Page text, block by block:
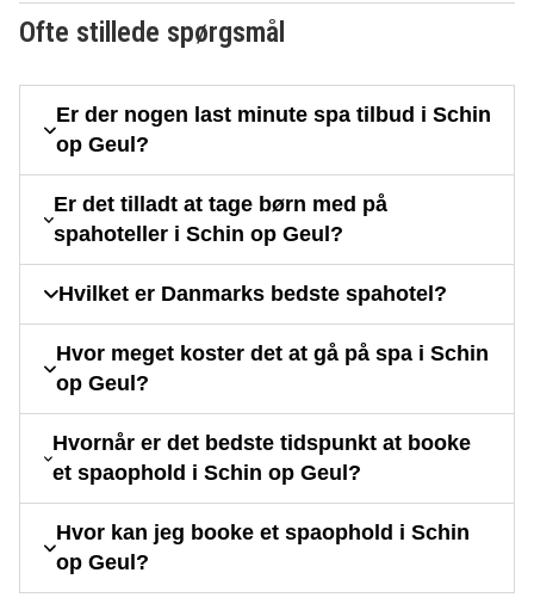
Ofte stillede spørgsmål
Er der nogen last minute spa tilbud i Schin
op Geul?
Er det tilladt at tage børn med på
spahoteller i Schin op Geul?
Hvilket er Danmarks bedste spahotel?
Hvor meget koster det at gå på spa i Schin
op Geul?
Hvornår er det bedste tidspunkt at booke
et spaophold i Schin op Geul?
Hvor kan jeg booke et spaophold i Schin
op Geul?